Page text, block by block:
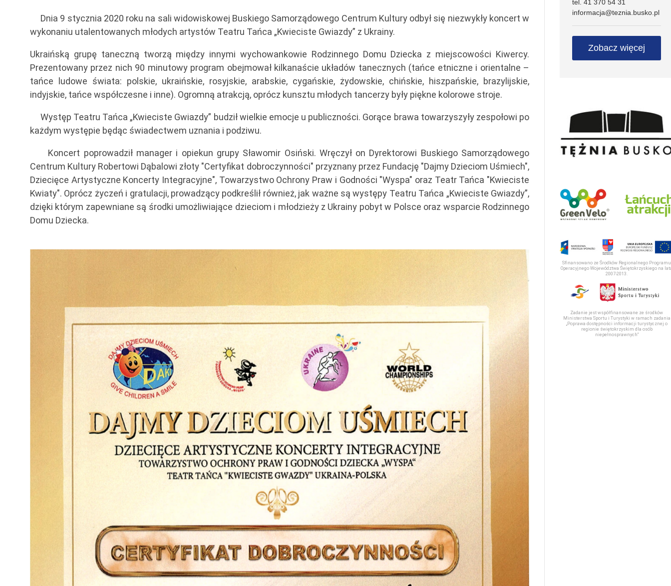
Dnia 9 stycznia 2020 roku na sali widowiskowej Buskiego Samorządowego Centrum Kultury odbył się niezwykły koncert w
wykonaniu utalentowanych młodych artystów Teatru Tańca „Kwieciste Gwiazdy” z Ukrainy.
Ukraińską grupę taneczną tworzą między innymi wychowankowie Rodzinnego Domu Dziecka z miejscowości Kiwercy.
Prezentowany przez nich 90 minutowy program obejmował kilkanaście układów tanecznych (tańce etniczne i orientalne –
tańce ludowe świata: polskie, ukraińskie, rosyjskie, arabskie, cygańskie, żydowskie, chińskie, hiszpańskie, brazylijskie,
indyjskie, tańce współczesne i inne). Ogromną atrakcją, oprócz kunsztu młodych tancerzy były piękne kolorowe stroje.
Występ Teatru Tańca „Kwieciste Gwiazdy” budził wielkie emocje u publiczności. Gorące brawa towarzyszyły zespołowi po
każdym występie będąc świadectwem uznania i podziwu.
Koncert poprowadził manager i opiekun grupy Sławomir Osiński. Wręczył on Dyrektorowi Buskiego Samorządowego
Centrum Kultury Robertowi Dąbalowi złoty "Certyfikat dobroczynności" przyznany przez Fundację "Dajmy Dzieciom Uśmiech",
Dziecięce Artystyczne Koncerty Integracyjne", Towarzystwo Ochrony Praw i Godności "Wyspa" oraz Teatr Tańca "Kwieciste
Kwiaty". Oprócz życzeń i gratulacji, prowadzący podkreślił również, jak ważne są występy Teatru Tańca „Kwieciste Gwiazdy”,
dzięki którym zapewniane są środki umożliwiające dzieciom i młodzieży z Ukrainy pobyt w Polsce oraz wsparcie Rodzinnego
Domu Dziecka.
tel. 41 370 54 31
informacja@teznia.busko.pl
Zobacz więcej
Sfinansowano ze Środków Regionalnego Programu
Operacyjnego Województwa Świętokrzyskiego na
2007-2013.
Zadanie jest współfinansowane ze środków
Ministerstwa Sportu i Turystyki w ramach zadania
„Poprawa dostępności informacji turystycznej o
regionie świętokrzyskim dla osób
niepełnosprawnych“